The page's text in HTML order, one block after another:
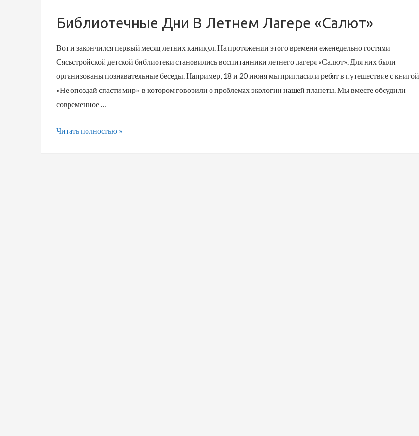
Библиотечные Дни В Летнем Лагере «Салют»
Вот и закончился первый месяц летних каникул. На протяжении этого времени еженедельно гостями
Сясьстройской детской библиотеки становились воспитанники летнего лагеря «Салют». Для них были
организованы познавательные беседы. Например, 18 и 20 июня мы пригласили ребят в путешествие с книгой
«Не опоздай спасти мир», в котором говорили о проблемах экологии нашей планеты. Мы вместе обсудили
современное …
Читать полностью »